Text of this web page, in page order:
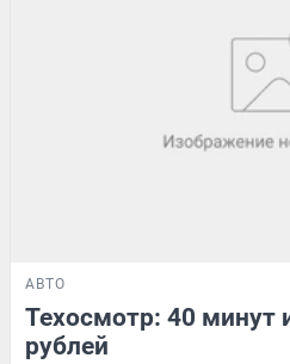
АВТО
Техосмотр: 40 минут
рублей